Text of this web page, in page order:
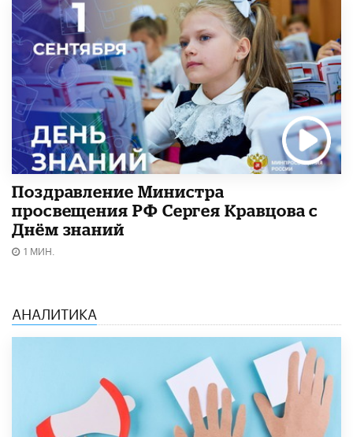
Поздравление Министра
просвещения РФ Сергея Кравцова с
Днём знаний
1 МИН.
АНАЛИТИКА